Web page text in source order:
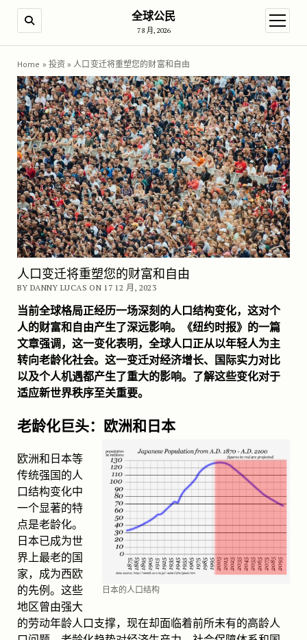
全球公民
7 8 月, 2026
open
Home » 投资 » 人口变迁将重塑您的财富和自由
人口变迁将重塑您的财富和自由
BY DANNY LUCAS ON 17 12 月, 2023
当前全球格局正经历一场深刻的人口结构变化，这对个
人的财富和自由产生了深远影响。《纽约时报》的一篇
文章强调，这一变化表明，全球人口正从以年轻人为主
转向老龄化社会。这一变迁对经济增长、国际实力对比
以及个人机遇都产生了重大的影响。了解这些变化对于
适应新世界秩序至关重要。
老龄化巨头：欧洲和日本
日本的人口结构
欧洲和日本等
传统强国的人
口结构变化中
一个显著的特
点是老龄化。
日本已成为世
界上最老的国
家，成为西欧
的先例。这些
地区曾由强大
的劳动年龄人口支撑，现在却面临着前所未有的高龄人